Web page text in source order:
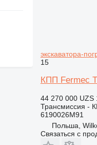
экскаватора-
15
КПП Fermec
44 270 000 UZS
Трансмиссия -
6190026M91
Польша,
Связаться с